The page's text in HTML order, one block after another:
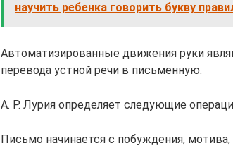
научить ребенка говорить букву
Автоматизированные движения руки
перевода устной речи в письменную.
А. Р. Лурия определяет следующие
Письмо начинается с побуждения, мотива,